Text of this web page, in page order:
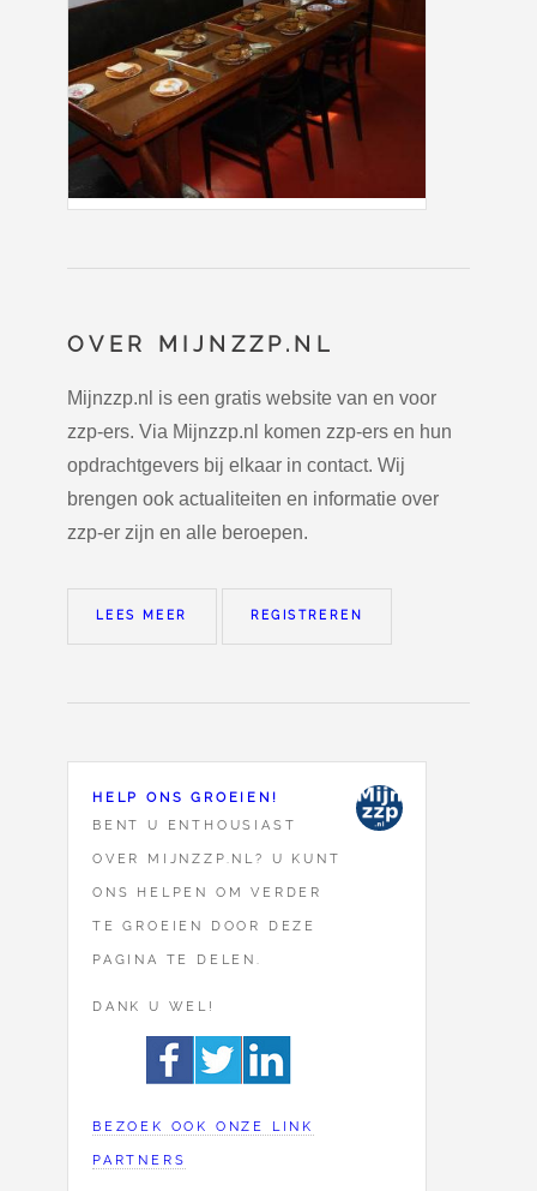
OVER MIJNZZP.NL
Mijnzzp.nl is een gratis website van en voor
zzp-ers. Via Mijnzzp.nl komen zzp-ers en hun
opdrachtgevers bij elkaar in contact. Wij
brengen ook actualiteiten en informatie over
zzp-er zijn en alle beroepen.
LEES MEER REGISTREREN
HELP ONS GROEIEN!
BENT U ENTHOUSIAST
OVER MIJNZZP.NL? U KUNT
ONS HELPEN OM VERDER
TE GROEIEN DOOR DEZE
PAGINA TE DELEN.
DANK U WEL!
BEZOEK OOK ONZE LINK
PARTNERS